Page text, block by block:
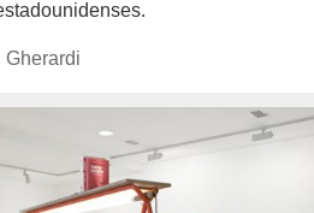
author/soledad-
Gherardi